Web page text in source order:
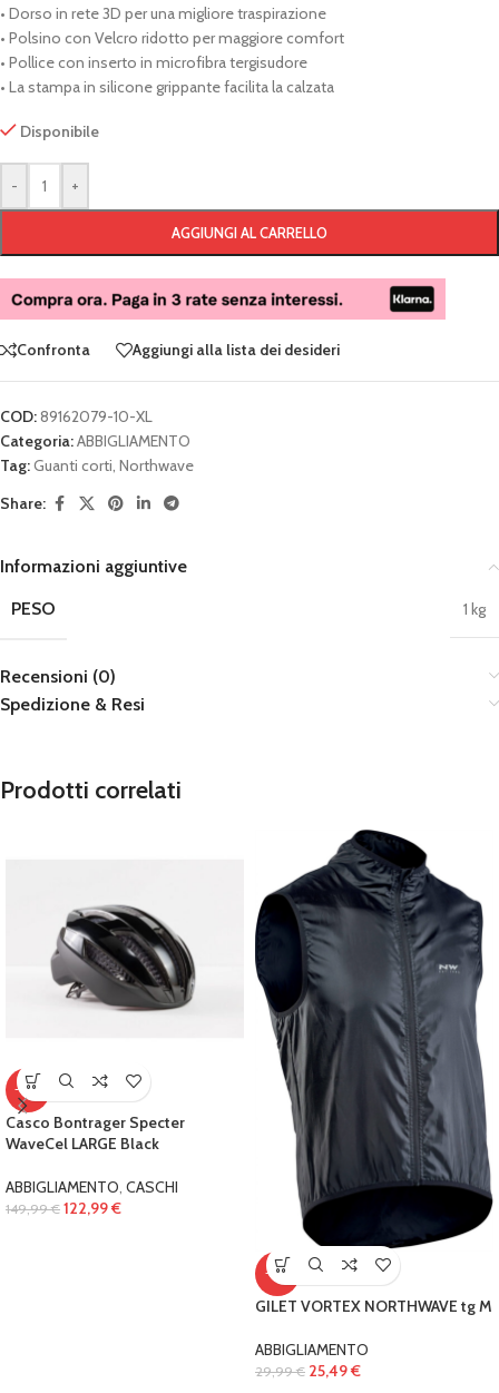
• Dorso in rete 3D per una migliore traspirazione
• Polsino con Velcro ridotto per maggiore comfort
• Pollice con inserto in microfibra tergisudore
• La stampa in silicone grippante facilita la calzata
Disponibile
- +
AGGIUNGI AL CARRELLO
Confronta Aggiungi alla lista dei desideri
COD:89162079-10-XL
Categoria:ABBIGLIAMENTO
Tag:Guanti corti Northwave
Share:
Informazioni aggiuntive
PESO
1 kg
Recensioni (0)
Spedizione & Resi
Prodotti correlati
-18%
Casco Bontrager Specter
WaveCel LARGE Black
ABBIGLIAMENTO CASCHI
149,99€ 122,99€
-15%
GILET VORTEX NORTHWAVE tg M
ABBIGLIAMENTO
29,99€ 25,49€